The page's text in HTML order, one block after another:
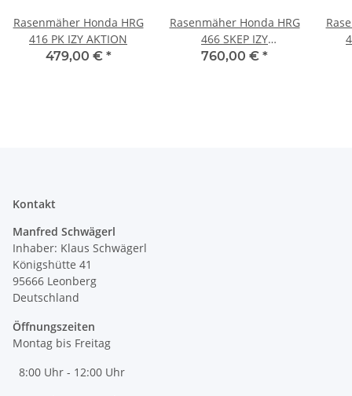
Rasenmäher Honda HRG
416 PK IZY AKTION
479,00 € *
Rasenmäher Honda HRG
466 SKEP IZY
Mulchklappe
760,00 € *
Kontakt
Manfred Schwägerl
Inhaber: Klaus Schwägerl
Königshütte 41
95666 Leonberg
Deutschland
Öffnungszeiten
Montag bis Freitag
8:00 Uhr - 12:00 Uhr